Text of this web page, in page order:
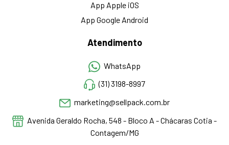
App Apple iOS
App Google Android
Atendimento
WhatsApp
(31) 3198-8997
marketing@sellpack.com.br
Avenida Geraldo Rocha, 548 - Bloco A - Chácaras Cotia -
Contagem/MG